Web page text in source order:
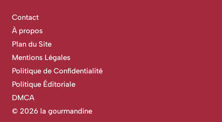
© 2026 la gourmandine
Contact
À propos
Plan du Site
Mentions Légales
Politique de Confidentialité
Politique Éditoriale
DMCA